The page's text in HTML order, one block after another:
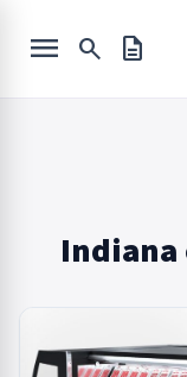
description
search
menu
Indiana